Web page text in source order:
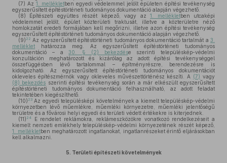
(7) Az 1. mellékletben egyedi védelemmel jelölt épületen építési tevékenység
egyszerűsített építéstörténeti tudományos dokumentáció alapján végezhető.
(8) Építészeti együttes részét képező, vagy az1. mellékletben utcaképi
védelemmel jelölt, épület közterületi traktusát, illetve a közterületre néző
homlokzatát eredeti formájában kell megőrizni, illetve azon építési tevékenység
egyszerűsített építéstörténeti tudományos dokumentáció alapján végezhető.
(9) 22 Az egyszerűsített építéstörténeti tudományos dokumentáció tartalmát a 3.
melléklet határozza meg. Az egyszerűsített építéstörténeti tudományos
dokumentáció – a30. § (2) bekezdése szerinti településkép-védelmi
konzultáción meghatározott és kizárólag az adott építési tevékenységgel
összefüggésben lévő tartalommal – építményrészre, berendezésre is
kidolgozható. Az egyszerűsített építéstörténeti tudományos dokumentációt
okleveles építészmérnök vagy okleveles művészettörténész készíti. A (7) vagy
(8) bekezdés szerinti építési tevékenység során a már elkészült egyszerűsített
építéstörténeti tudományos dokumentáció felhasználható, az adott feladat
tekintetében kiegészíthető.
(10) 23 Az egyedi településképi követelmények a kiemelt településkép-védelmi
környezetben lévő műemlékre, műemléki környezetre, műemléki jelentőségű
területre és a fővárosi helyi egyedi és területi védett értékekre is kiterjednek.
(11) 24
E rendelet reklámokra, reklámeszközökre vonatkozó rendelkezéseit a
kiemelt nemzeti emlékhely településkép-védelmi környezetének részét képező,
1. mellékletben meghatározott ingatlanokat, ingatlanrészeket érintő eljárásokban
kell alkalmazni.
5. Területi építészeti követelmények